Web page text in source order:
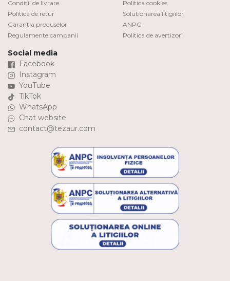
Conditii de livrare
Politica de retur
Garantia produselor
Regulamente campanii
Politica cookies
Solutionarea litigiilor
ANPC
Politica de avertizori
Social media
Facebook
Instagram
YouTube
TikTok
WhatsApp
Chat website
contact@tezaur.com